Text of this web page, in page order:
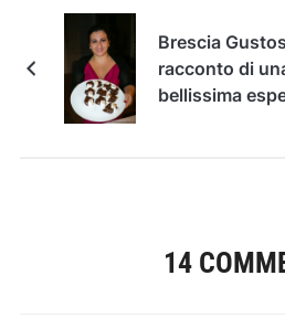
Brescia
racconto di
bellissima
14